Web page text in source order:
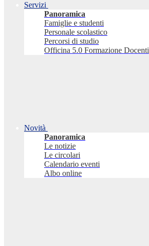
Servizi
Panoramica
Famiglie e studenti
Personale scolastico
Percorsi di studio
Officina 5.0 Formazione Docenti
Novità
Panoramica
Le notizie
Le circolari
Calendario eventi
Albo online